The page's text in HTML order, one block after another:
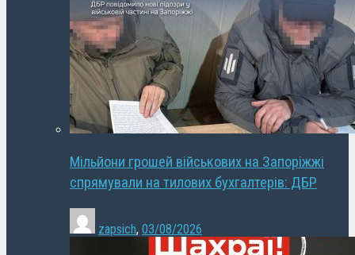
Мільйони грошей військових на Запоріжжі
спрямували на тилових бухгалтерів: ДБР
zapsich, 03/08/2026